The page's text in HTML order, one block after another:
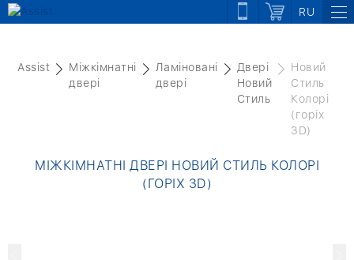
RU
Assist
Міжкімнатні
двері
Ламіновані
двері
Двері
Новий
Стиль
Новий
Стиль
Колорі
(горіх
3D)
МІЖКІМНАТНІ ДВЕРІ НОВИЙ СТИЛЬ КОЛОРІ
(ГОРІХ 3D)